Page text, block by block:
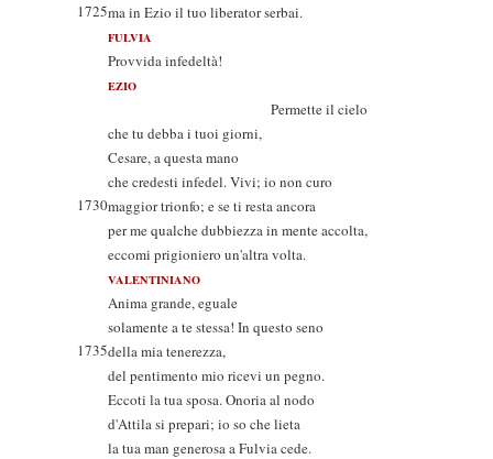
1725ma in Ezio il tuo liberator serbai.
FULVIA
Provvida infedeltà!
EZIO
Permette il cielo
che tu debba i tuoi giorni,
Cesare, a questa mano
che credesti infedel. Vivi; io non curo
1730maggior trionfo; e se ti resta ancora
per me qualche dubbiezza in mente accolta,
eccomi prigioniero un'altra volta.
VALENTINIANO
Anima grande, eguale
solamente a te stessa! In questo seno
1735della mia tenerezza,
del pentimento mio ricevi un pegno.
Eccoti la tua sposa. Onoria al nodo
d'Attila si prepari; io so che lieta
la tua man generosa a Fulvia cede.